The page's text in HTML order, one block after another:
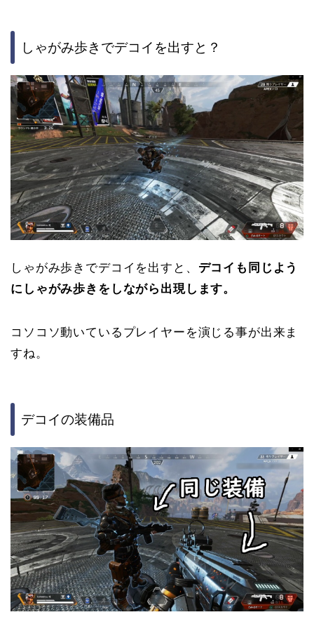
しゃがみ歩きでデコイを出すと？
しゃがみ歩きでデコイを出すと、 デコイも同じよう
にしゃがみ歩きをしながら出現します。
コソコソ動いているプレイヤーを演じる事が出来ま
すね。
デコイの装備品